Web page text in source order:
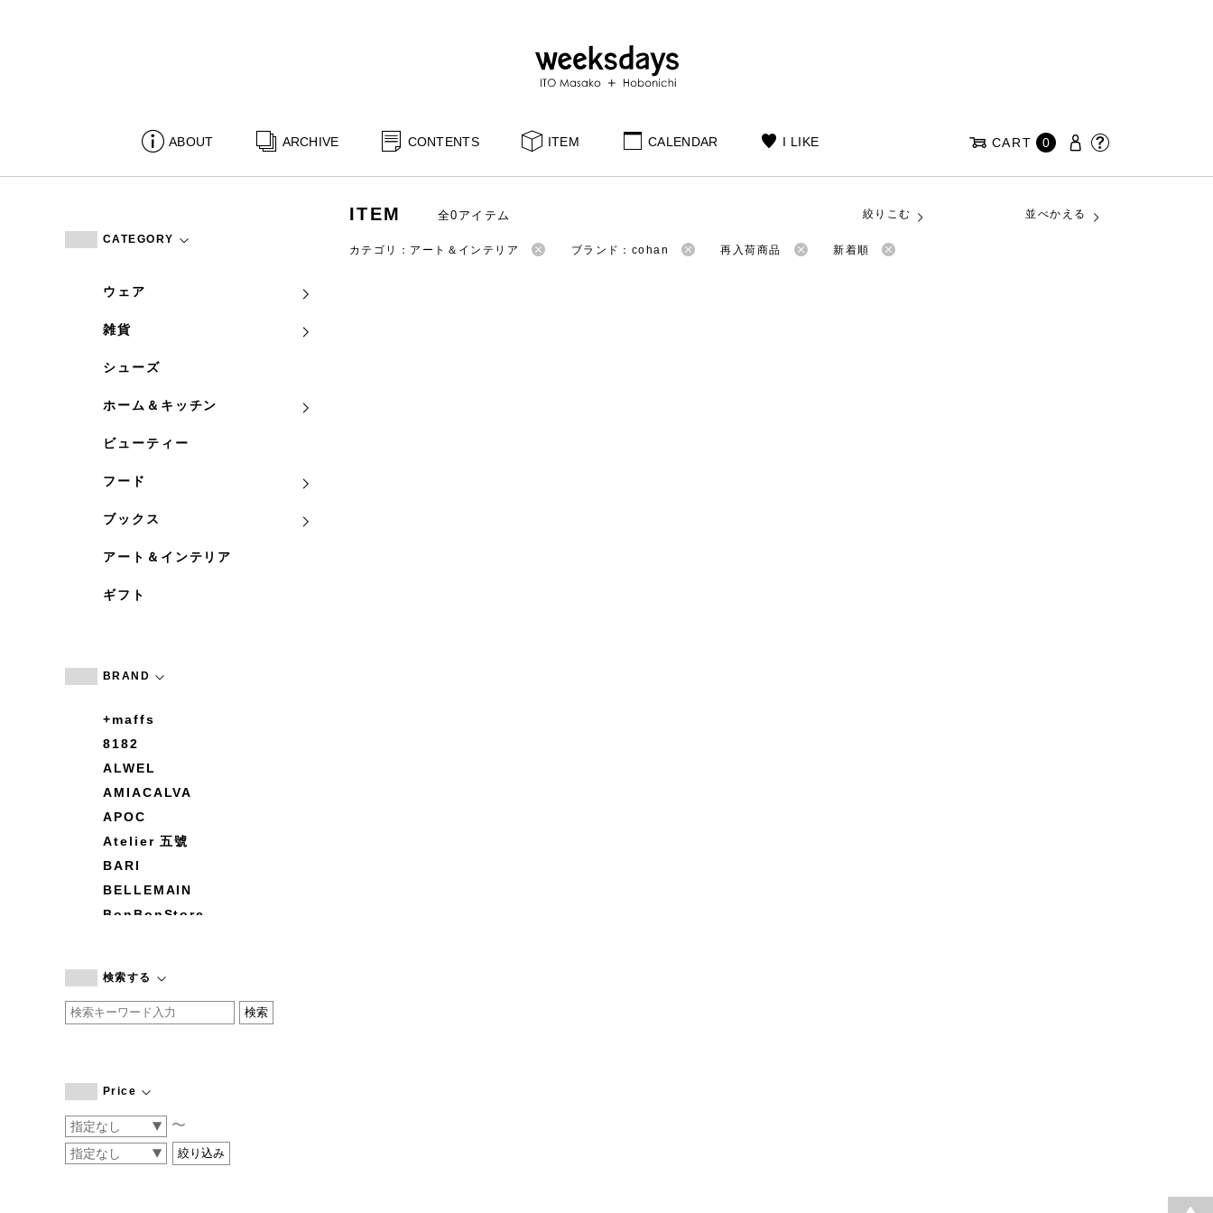
ABOUT ARCHIVE CONTENTS ITEM CALENDAR I LIKE CART 0
CATEGORY
ウェア
雑貨
シューズ
ホーム＆キッチン
ビューティー
フード
ブックス
アート＆インテリア
ギフト
BRAND
+maffs
8182
ALWEL
AMIACALVA
APOC
Atelier 五號
BARI
BELLEMAIN
BonBonStore
by basics
CATWORTH
COGTHEBIGSMOKE
CONVERSE
DEAN & DELUCA
検索する
Price
〜
ITEM 全0アイテム 絞りこむ 並べかえる
カテゴリ：アート＆インテリア ブランド：cohan 再入荷商品 新着順